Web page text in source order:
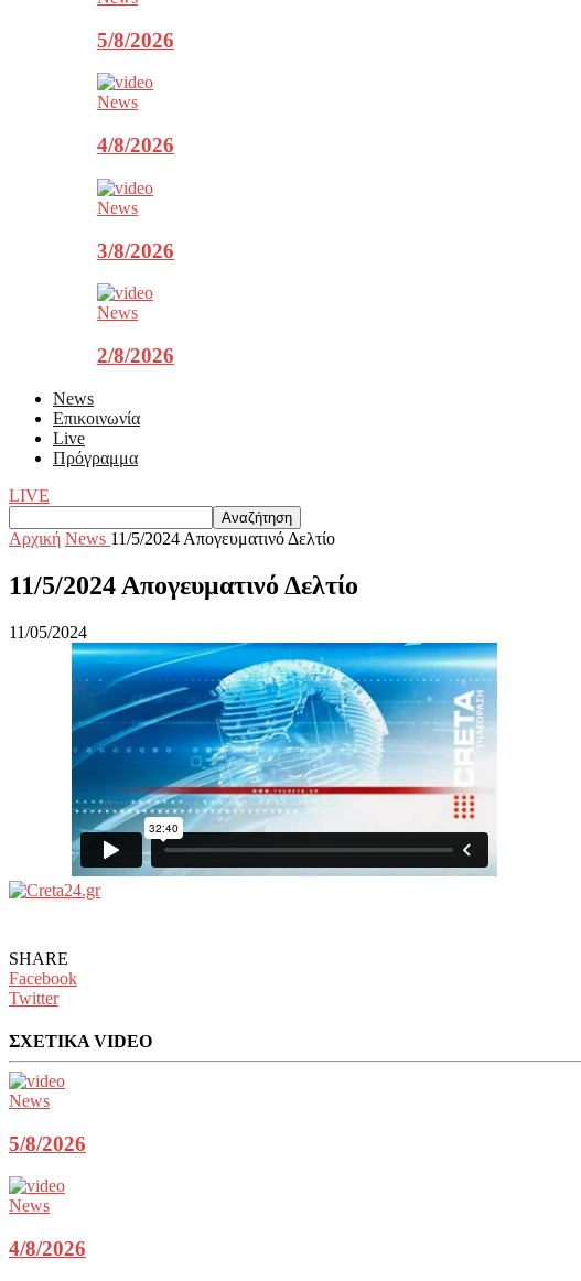
5/8/2026
News
4/8/2026
News
3/8/2026
News
2/8/2026
News
Επικοινωνία
Live
Πρόγραμμα
LIVE
Αρχική News 11/5/2024 Aπογευματινό Δελτίο
11/5/2024 Aπογευματινό Δελτίο
11/05/2024
SHARE
Facebook
Twitter
ΣΧΕΤΙΚΑ VIDEO
News
5/8/2026
News
4/8/2026